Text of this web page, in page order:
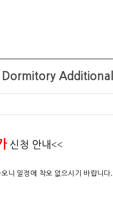
Dormitory
신청 안내<<
니 일정에 착오 없으시기 바랍니다.